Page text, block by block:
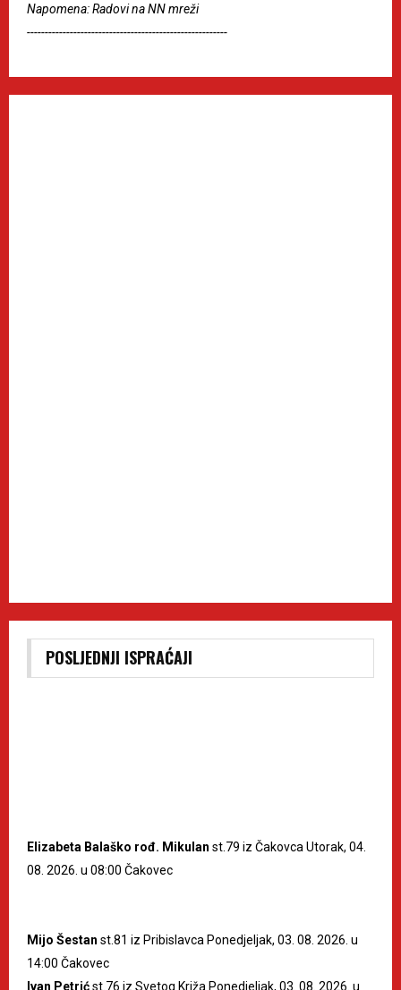
Napomena: Radovi na NN mreži
--------------------------------------------------------
POSLJEDNJI ISPRAĆAJI
Elizabeta Balaško rođ. Mikulan st.79 iz Čakovca Utorak, 04.
08. 2026. u 08:00 Čakovec
Mijo Šestan st.81 iz Pribislavca Ponedjeljak, 03. 08. 2026. u
14:00 Čakovec
Ivan Petrićst.76 iz Svetog Križa Ponedjeljak, 03. 08. 2026. u